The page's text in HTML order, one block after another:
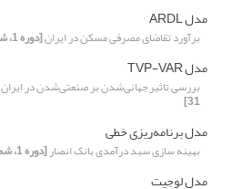
مدل ARDL
برآورد تقاضای مصرفی مسکن در ایران[دوره 1، شماره 1، 1401، صفحه 33-57]
مدل TVP-VAR
بررسی تاثیر جهانی‌شدن بر صنعتی‌شدن در ایران
31]
مدل‌ برنامه‌ریزی خطی
بهینه سازی سبد درآمدی بانک انصار[دوره 1، شماره 1، 1401، صفحه 97-130]
مدل لوجیت